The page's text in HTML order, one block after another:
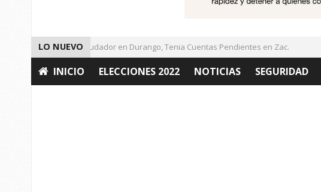
LO NUEVO
Detienen a Defraudador en Durango, Tenia Cuentas Pendientes en Zac.
INICIO ELECCIONES 2022 NOTICIAS SEGURIDAD